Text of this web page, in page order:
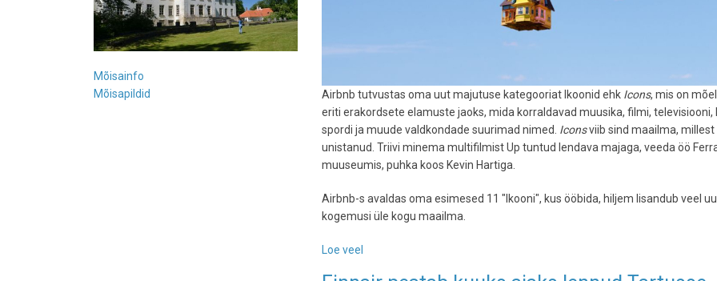
Mõisainfo
Mõisapildid
Airbnb tutvustas oma uut majutuse kategooriat Ikoonid ehk Icons, mis on
eriti erakordsete elamuste jaoks, mida korraldavad muusika, filmi, televisiooni,
spordi ja muude valdkondade suurimad nimed. Iconsviib sind maailma, millest
unistanud. Triivi minema multifilmist Up tuntud lendava majaga, veeda öö
muuseumis, puhka koos Kevin Hartiga.
Airbnb-s avaldas oma esimesed 11 "Ikooni", kus ööbida, hiljem lisandub veel
kogemusi üle kogu maailma.
Loe veel